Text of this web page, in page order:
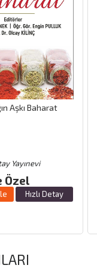
Aşkı Baharat
Yayınevi
Özel
Hızlı Detay